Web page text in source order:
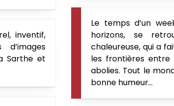
inventif,
Sarthe et
Le temps d’un
horizons, se
chaleureuse, qui a
les frontières
abolies. Tout le
bonne humeur…